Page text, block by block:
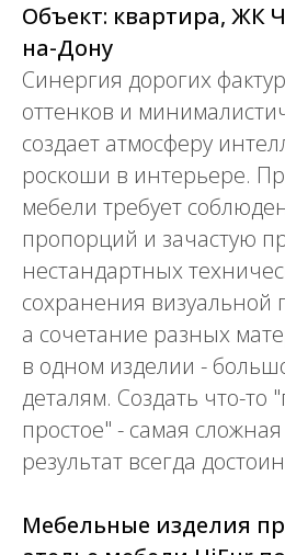
Объект: квартира, ЖК
на-Дону
Синергия дорогих
оттенков и
создает атмосферу
роскоши в интерьере.
мебели требует
пропорций и зачастую
нестандартных
сохранения визуальной
а сочетание разных
в одном изделии -
деталям. Создать что-то
простое" - самая
результат всегда
Мебельные изделия